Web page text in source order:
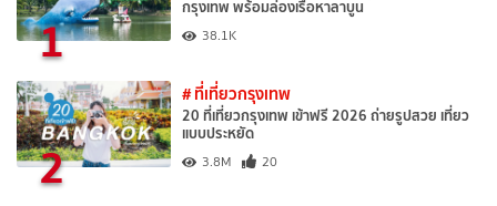
1 กรุงเทพ พร้อมล่องเรือหาลาบูน
38.1K
2
# ที่เที่ยวกรุงเทพ
20 ที่เที่ยวกรุงเทพ เข้าฟรี 2026 ถ่ายรูปสวย เที่ยว
แบบประหยัด
3.8M 20